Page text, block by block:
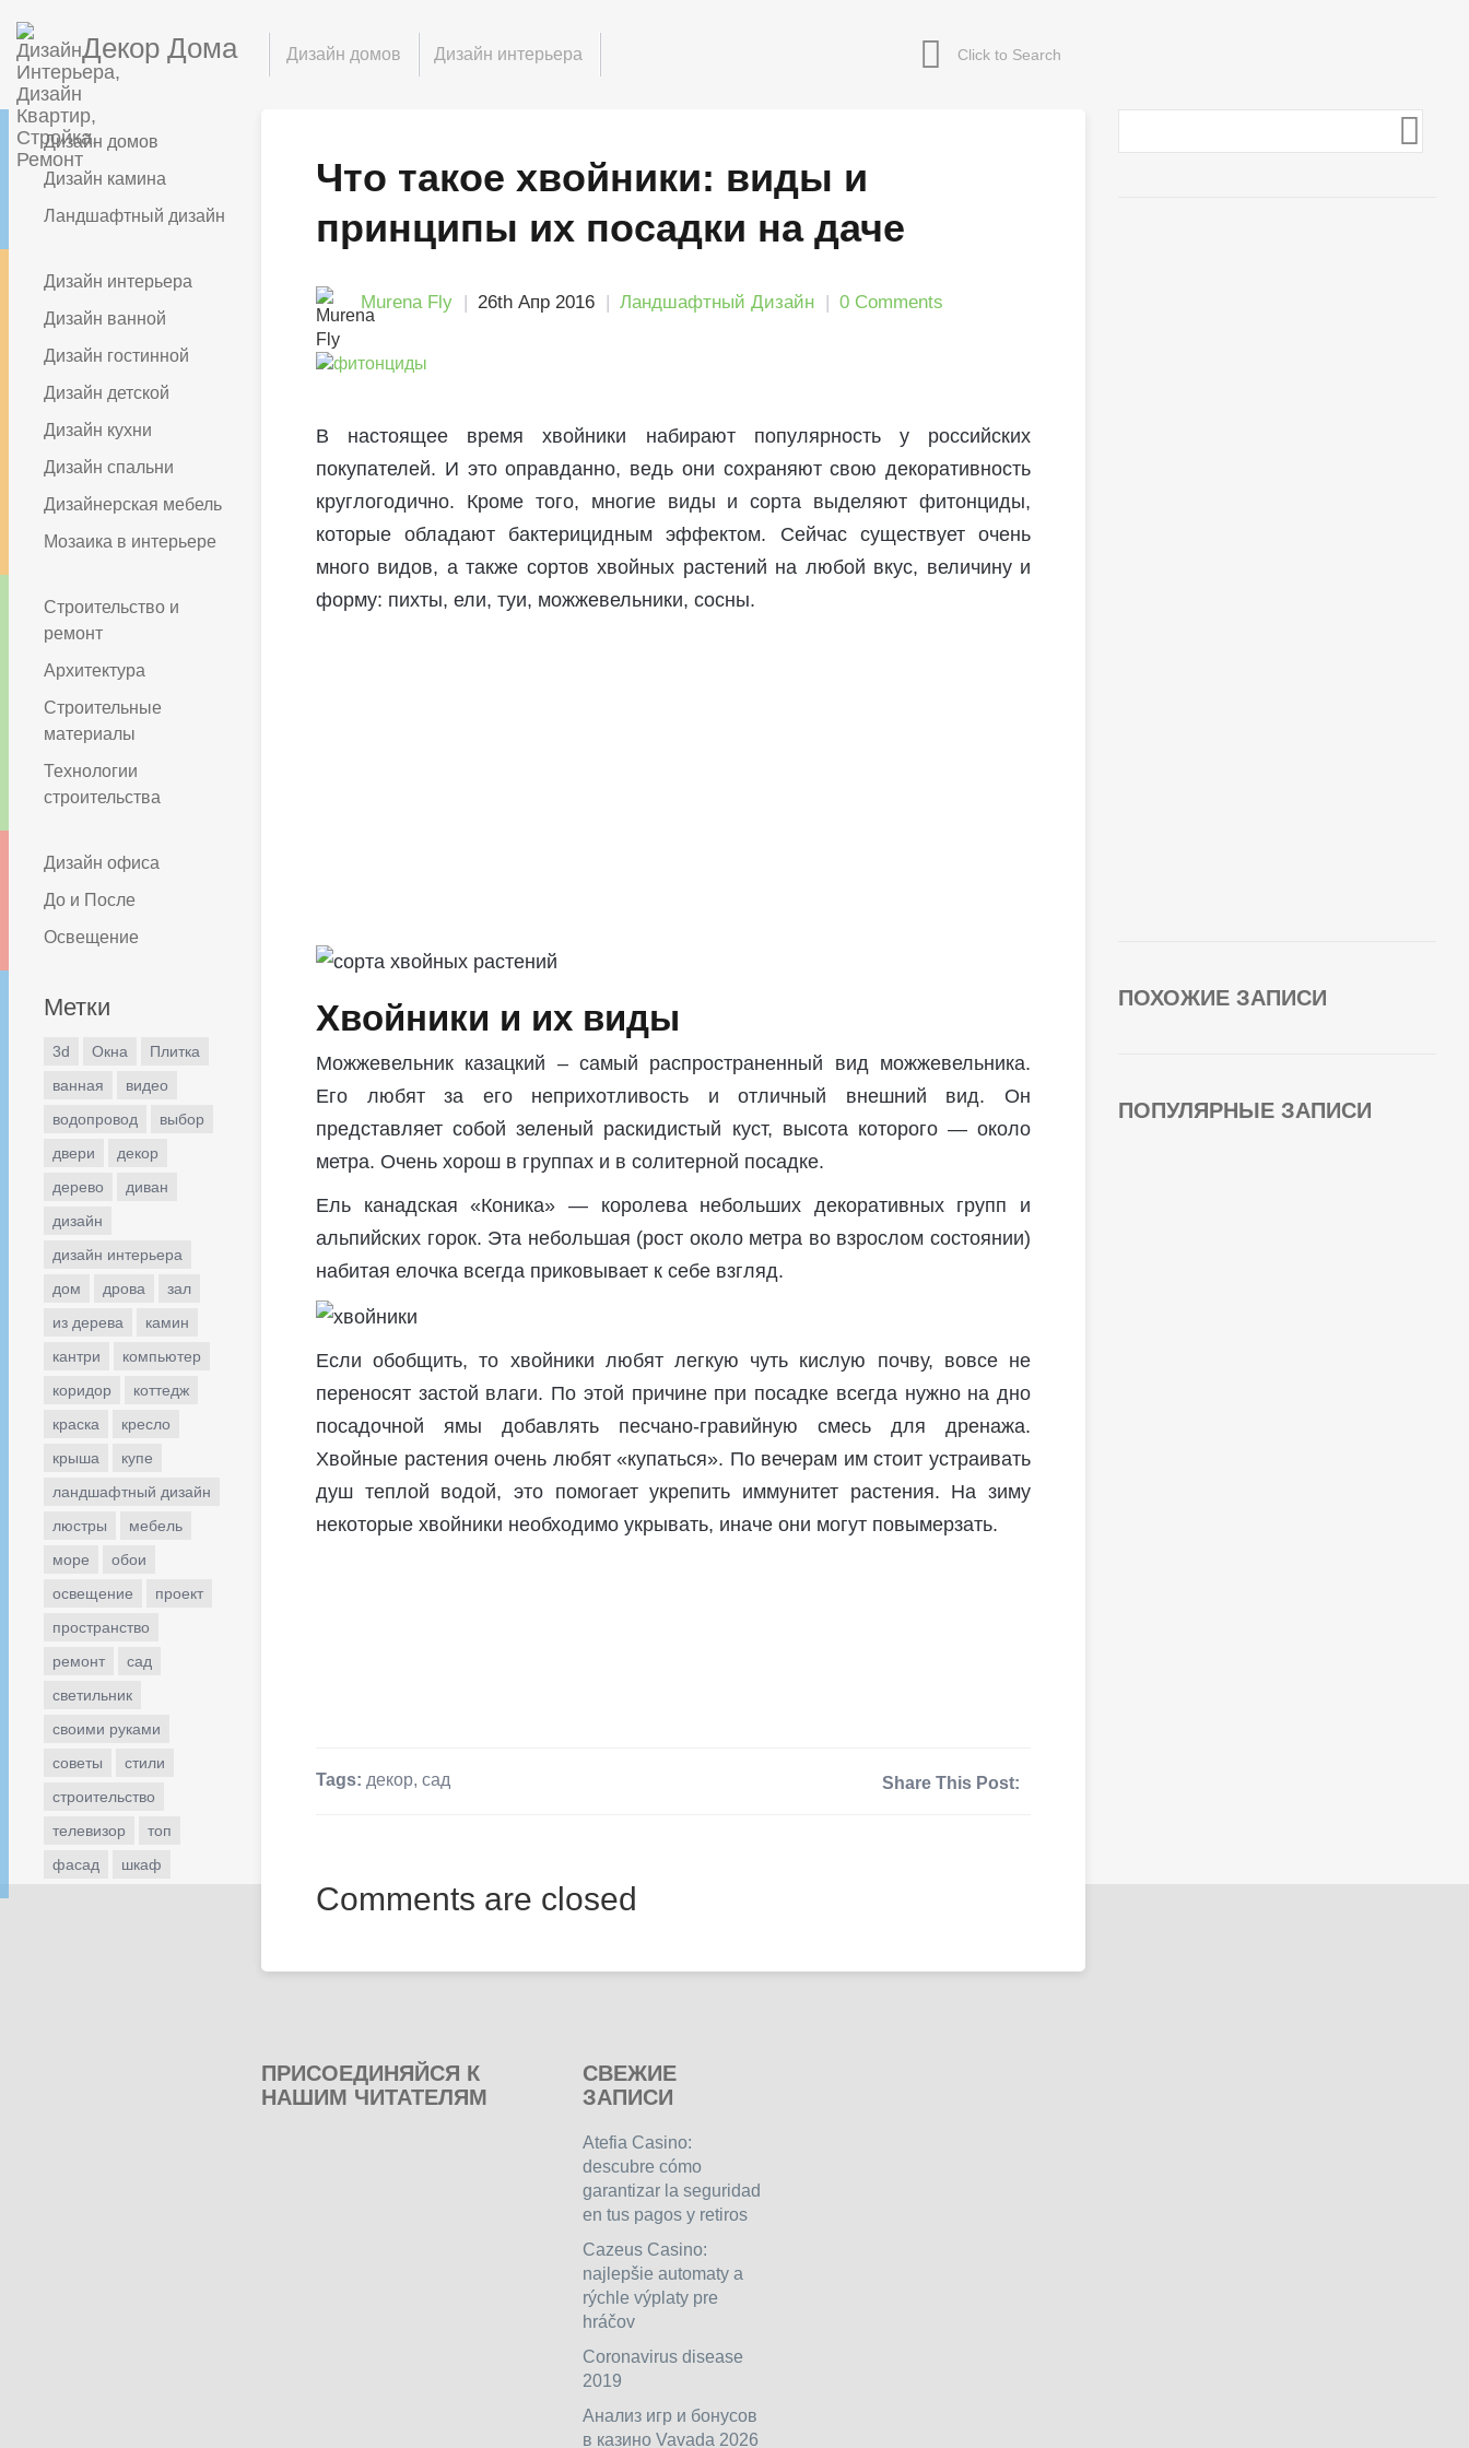
Декор Дома Дизайн домов Дизайн интерьера
Дизайн домов
Дизайн камина
Ландшафтный дизайн
Дизайн интерьера
Дизайн ванной
Дизайн гостинной
Дизайн детской
Дизайн кухни
Дизайн спальни
Дизайнерская мебель
Мозаика в интерьере
Строительство и
ремонт
Архитектура
Строительные
материалы
Технологии
строительства
Дизайн офиса
До и После
Освещение
Метки
3d Окна
Плитка
ванная
видео
водопровод
выбор
двери
декор
дерево
диван
дизайн
дизайн интерьера
дом
дрова
зал
из дерева
камин
кантри
компьютер
коридор
коттедж
краска
кресло
крыша
купе
ландшафтный дизайн
люстры
мебель
море
обои
освещение
проект
пространство
ремонт
сад
светильник
своими руками
советы
стили
строительство
телевизор
топ
фасад
шкаф
Что такое хвойники: виды и
принципы их посадки на даче
Murena Fly 26th Апр 2016 Ландшафтный Дизайн 0 Comments
В настоящее время хвойники набирают популярность у российских
покупателей. И это оправданно, ведь они сохраняют свою декоративность
круглогодично. Кроме того, многие виды и сорта выделяют фитонциды,
которые обладают бактерицидным эффектом. Сейчас существует очень
много видов, а также сортов хвойных растений на любой вкус, величину и
форму: пихты, ели, туи, можжевельники, сосны.
Хвойники и их виды
Можжевельник казацкий – самый распространенный вид можжевельника.
Его любят за его неприхотливость и отличный внешний вид. Он
представляет собой зеленый раскидистый куст, высота которого — около
метра. Очень хорош в группах и в солитерной посадке.
Ель канадская «Коника» — королева небольших декоративных групп и
альпийских горок. Эта небольшая (рост около метра во взрослом состоянии)
набитая елочка всегда приковывает к себе взгляд.
Если обобщить, то хвойники любят легкую чуть кислую почву, вовсе не
переносят застой влаги. По этой причине при посадке всегда нужно на дно
посадочной ямы добавлять песчано-гравийную смесь для дренажа.
Хвойные растения очень любят «купаться». По вечерам им стоит устраивать
душ теплой водой, это помогает укрепить иммунитет растения. На зиму
некоторые хвойники необходимо укрывать, иначе они могут повымерзать.
Tags: декор, сад Share This Post:
Comments are closed
ПОХОЖИЕ ЗАПИСИ
ПОПУЛЯРНЫЕ ЗАПИСИ
ПРИСОЕДИНЯЙСЯ К
НАШИМ ЧИТАТЕЛЯМ
СВЕЖИЕ
ЗАПИСИ
Atefia Casino:
descubre cómo
garantizar la seguridad
en tus pagos y retiros
Cazeus Casino:
najlepšie automaty a
rýchle výplaty pre
hráčov
Coronavirus disease
2019
Анализ игр и бонусов
в казино Vavada 2026